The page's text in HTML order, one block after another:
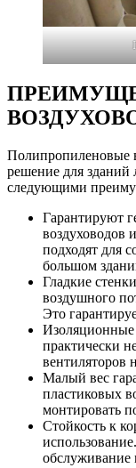
Полипропиленовые
решение для зданий
следующими
Гарантируют
воздуховодов
подходят для
большом
Гладкие
воздушного
Это
Изоляционные
практически
вентиляторов
Малый вес
пластиковых
монтировать
Стойкость к
обслуживание